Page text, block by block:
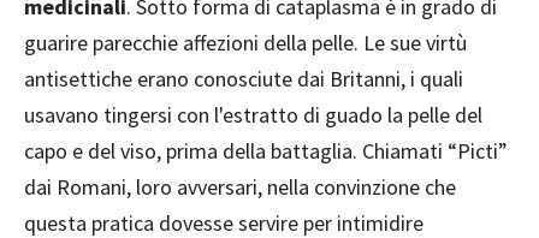
medicinali. Sotto forma di cataplasma è in grado di
guarire parecchie affezioni della pelle. Le sue virtù
antisettiche erano conosciute dai Britanni, i quali
usavano tingersi con l'estratto di guado la pelle del
capo e del viso, prima della battaglia. Chiamati “Picti”
dai Romani, loro avversari, nella convinzione che
questa pratica dovesse servire per intimidire